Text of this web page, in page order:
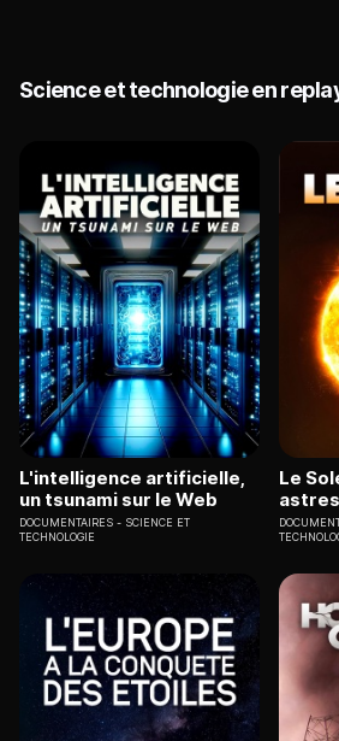
Science et technologie en
L'intelligence artificielle,
un tsunami sur le Web
DOCUMENTAIRES
SCIENCE ET
TECHNOLOGIE
Le
astres